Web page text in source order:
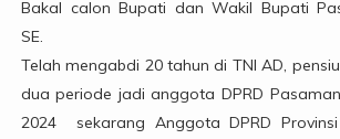
Bakal calon Bupati dan Wakil Bupati
SE.
Telah mengabdi 20 tahun di TNI AD,
dua periode jadi anggota DPRD
2024 sekarang Anggota DPRD